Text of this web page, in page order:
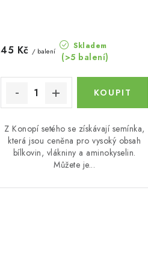
Skladem
(>5 balení)
45 Kč / balení
Z Konopí setého se získávají semínka,
která jsou ceněna pro vysoký obsah
bílkovin, vlákniny a aminokyselin.
Můžete je...